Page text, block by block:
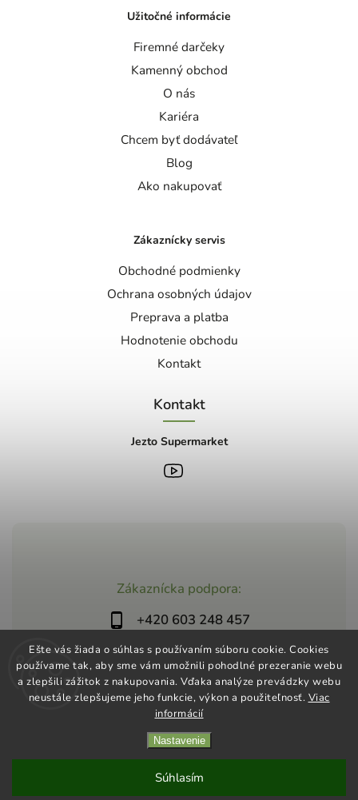
Ešte vás žiada o súhlas s používaním súboru cookie. Cookies
používame tak, aby sme vám umožnili pohodlné prezeranie webu
a zlepšili zážitok z nakupovania. Vďaka analýze prevádzky webu
neustále zlepšujeme jeho funkcie, výkon a použiteľnosť. Viac
informácií
Nastavenie
Súhlasím
Zákaznícka podpora:
+420 603 248 457
info@jeztomarket.cz
Užitočné informácie
Firemné darčeky
Kamenný obchod
O nás
Kariéra
Chcem byť dodávateľ
Blog
Ako nakupovať
Zákaznícky servis
Obchodné podmienky
Ochrana osobných údajov
Preprava a platba
Hodnotenie obchodu
Kontakt
Kontakt
Jezto Supermarket
Shoptet | Design